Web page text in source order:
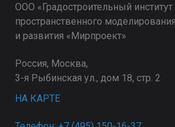
ООО «Градостроительный институт
пространственного моделирования
и развития «Мирпроект»
Россия, Москва,
3-я Рыбинская ул., дом 18, стр. 2
НА КАРТЕ